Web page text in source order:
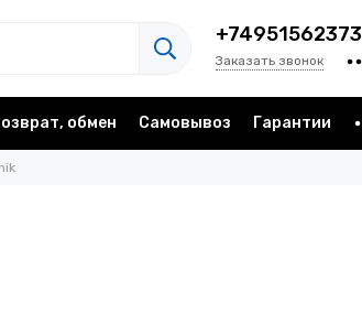
+74951562373
Заказать звонок
обмен Самовывоз Гарантии